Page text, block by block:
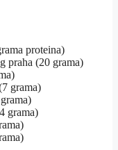
proteina)
praha (20 grama)
grama)
grama)